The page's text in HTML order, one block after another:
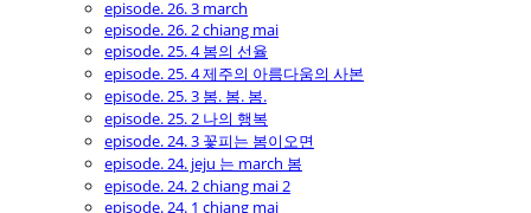
episode. 26. 3 march
episode. 26. 2 chiang mai
episode. 25. 4 봄의 선율
episode. 25. 4 제주의 아름다움의 사본
episode. 25. 3 봄. 봄. 봄.
episode. 25. 2 나의 행복
episode. 24. 3 꽃피는 봄이오면
episode. 24. jeju 는 march 봄
episode. 24. 2 chiang mai 2
episode. 24. 1 chiang mai